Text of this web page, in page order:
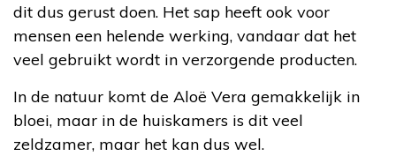
dit dus gerust doen. Het sap heeft ook voor
mensen een helende werking, vandaar dat het
veel gebruikt wordt in verzorgende producten.
In de natuur komt de Aloë Vera gemakkelijk in
bloei, maar in de huiskamers is dit veel
zeldzamer, maar het kan dus wel.